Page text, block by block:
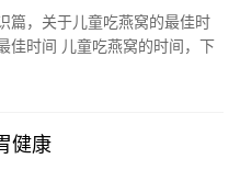
篇，关于儿童吃燕窝的最佳时
佳时间 儿童吃燕窝的时间，下
健康